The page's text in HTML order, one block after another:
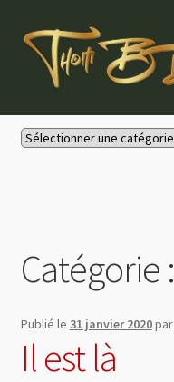
Aller
Aller
au
contenu
Accueil
Actus
Mon compte
Sélectionner
Catégorie :
Publié le 31 janvier 2020par
Il est là